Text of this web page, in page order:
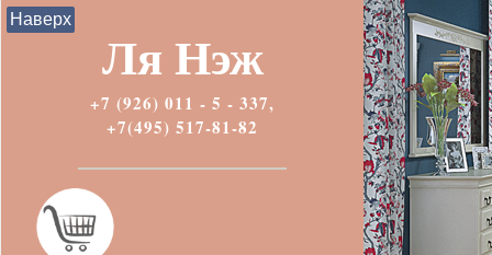
Ля Нэж
+7 (926) 011 - 5 - 337,
+7(495) 517-81-82
Наверх